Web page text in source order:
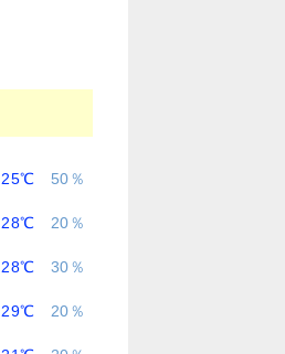
25℃ 50％
28℃ 20％
28℃ 30％
29℃ 20％